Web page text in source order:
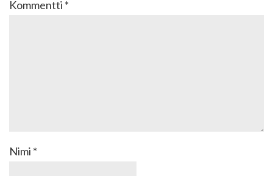
Kommentti *
Nimi *